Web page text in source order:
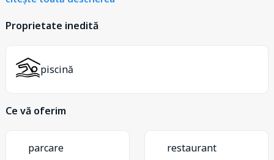
Proprietate inedită
piscină
Ce vă oferim
parcare restaurant